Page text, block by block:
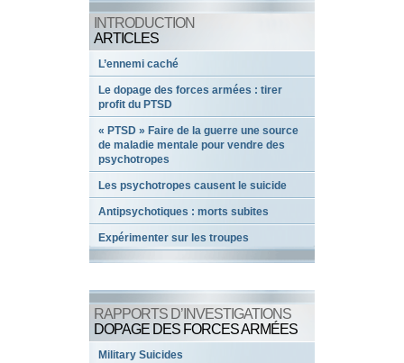
INTRODUCTION
ARTICLES
L’ennemi caché
Le dopage des forces armées : tirer
profit du PTSD
« PTSD » Faire de la guerre une source
de maladie mentale pour vendre des
psychotropes
Les psychotropes causent le suicide
Antipsychotiques : morts subites
Expérimenter sur les troupes
RAPPORTS D’INVESTIGATIONS
DOPAGE DES FORCES ARMÉES
Military Suicides